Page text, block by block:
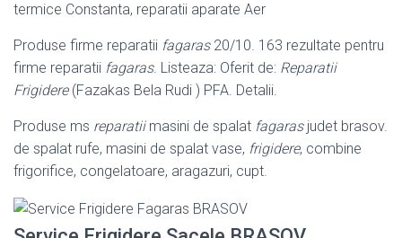
termice Constanta, reparatii aparate Aer
Produse firme reparatii fagaras20/10. 163 rezultate pentru
firme reparatii fagaras. Listeaza: Oferit de: Reparatii
Frigidere(Fazakas Bela Rudi ) PFA. Detalii.
Produse ms reparatiimasini de spalat fagarasjudet brasov.
de spalat rufe, masini de spalat vase, frigidere, combine
frigorifice, congelatoare, aragazuri, cupt.